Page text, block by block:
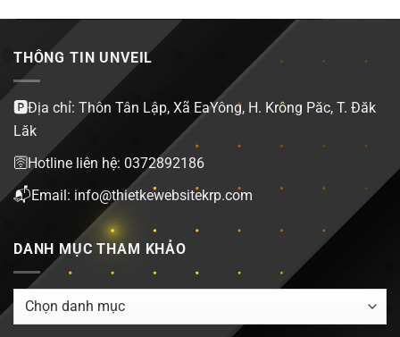
THÔNG TIN UNVEIL
🅿️Địa chỉ: Thôn Tân Lập, Xã EaYông, H. Krông Păc, T. Đăk
Lăk
🛜Hotline liên hệ: 0372892186
📬Email: info@thietkewebsitekrp.com
DANH MỤC THAM KHẢO
DANH